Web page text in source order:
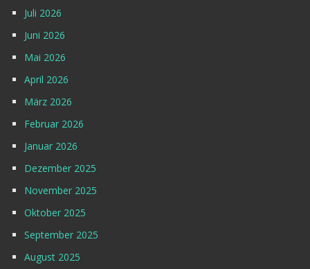
Juli 2026
Juni 2026
Mai 2026
April 2026
März 2026
Februar 2026
Januar 2026
Dezember 2025
November 2025
Oktober 2025
September 2025
August 2025